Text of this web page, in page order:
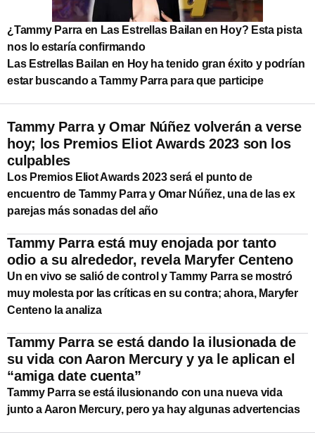
¿Tammy Parra en Las Estrellas Bailan en Hoy? Esta pista
nos lo estaría confirmando
Las Estrellas Bailan en Hoy ha tenido gran éxito y podrían
estar buscando a Tammy Parra para que participe
Tammy Parra y Omar Núñez volverán a verse
hoy; los Premios Eliot Awards 2023 son los
culpables
Los Premios Eliot Awards 2023 será el punto de
encuentro de Tammy Parra y Omar Núñez, una de las ex
parejas más sonadas del año
Tammy Parra está muy enojada por tanto
odio a su alrededor, revela Maryfer Centeno
Un en vivo se salió de control y Tammy Parra se mostró
muy molesta por las críticas en su contra; ahora, Maryfer
Centeno la analiza
Tammy Parra se está dando la ilusionada de
su vida con Aaron Mercury y ya le aplican el
“amiga date cuenta”
Tammy Parra se está ilusionando con una nueva vida
junto a Aaron Mercury, pero ya hay algunas advertencias